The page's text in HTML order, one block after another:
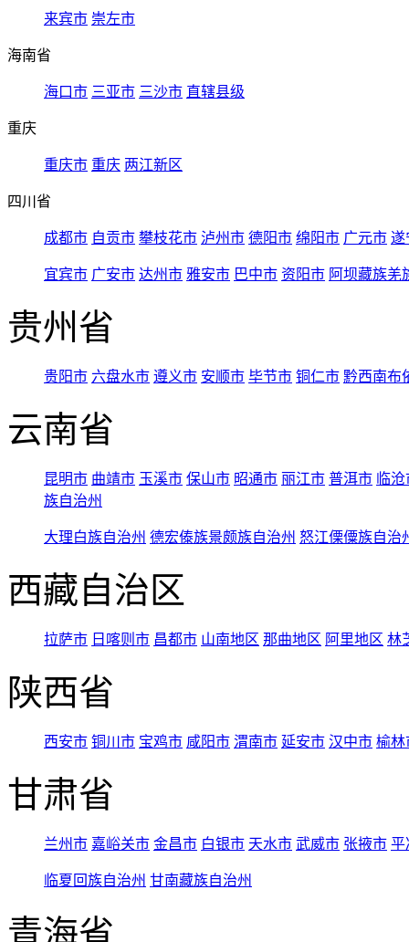
来宾市 崇左市
海南省
海口市 三亚市 三沙市 直辖县级
重庆
重庆市 重庆 两江新区
四川省
成都市 自贡市 攀枝花市 泸州市 德阳市 绵阳市 广元市 遂
宜宾市 广安市 达州市 雅安市 巴中市 资阳市 阿坝藏族羌
贵州省
贵阳市 六盘水市 遵义市 安顺市 毕节市 铜仁市 黔西南布
云南省
昆明市 曲靖市 玉溪市 保山市 昭通市 丽江市 普洱市 临
族自治州
大理白族自治州 德宏傣族景颇族自治州 怒江傈僳族自治
西藏自治区
拉萨市 日喀则市 昌都市 山南地区 那曲地区 阿里地区 林
陕西省
西安市 铜川市 宝鸡市 咸阳市 渭南市 延安市 汉中市 榆林
甘肃省
兰州市 嘉峪关市 金昌市 白银市 天水市 武威市 张掖市 平
临夏回族自治州 甘南藏族自治州
青海省